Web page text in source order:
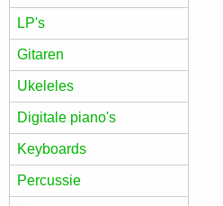
LP's
Gitaren
Ukeleles
Digitale piano's
Keyboards
Percussie